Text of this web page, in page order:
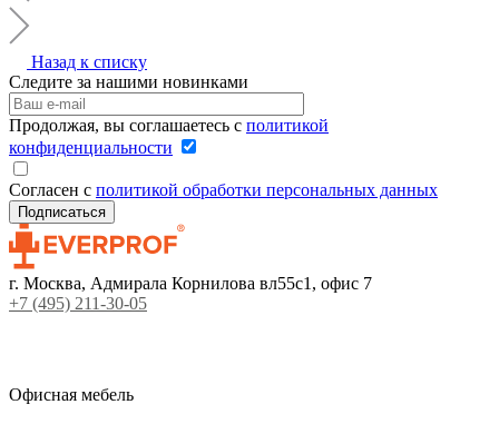
Назад к списку
Следите за нашими новинками
Продолжая, вы соглашаетесь с политикой
конфиденциальности
Согласен с политикой обработки персональных данных
г. Москва, Адмирала Корнилова вл55с1, офис 7
+7 (495) 211-30-05
Офисная мебель